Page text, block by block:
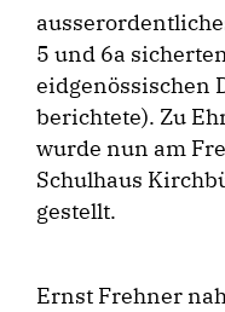
5 und 6a
eidgenössischen
berichtete). Zu
wurde nun am
Schulhaus
gestellt.
Ernst Frehner